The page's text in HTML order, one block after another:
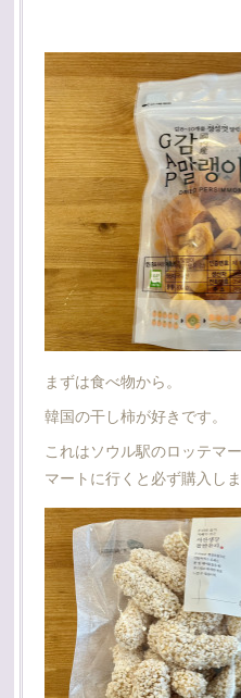
まずは食べ物から。
韓国の干し柿が好きです。
これはソウル駅のロッテマ
マートに行くと必ず購入し